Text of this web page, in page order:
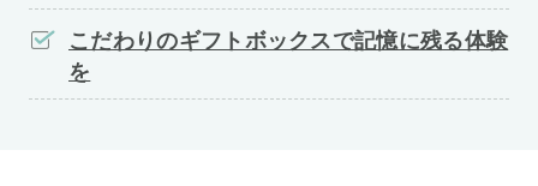
こだわりのギフトボックスで記憶に残る体験
を